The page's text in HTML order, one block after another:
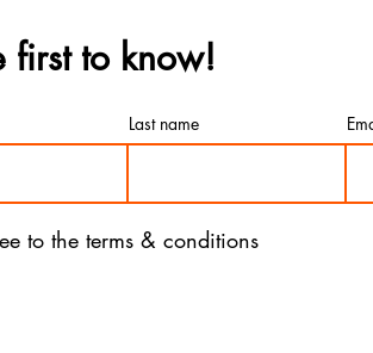
first to know!
Last name
to the terms & conditions